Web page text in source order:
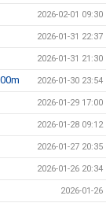
2026-02-01 09:30
2026-01-31 22:37
2026-01-31 21:30
2026-01-30 23:54
2026-01-29 17:00
2026-01-28 09:12
2026-01-27 20:35
2026-01-26 20:34
2026-01-26